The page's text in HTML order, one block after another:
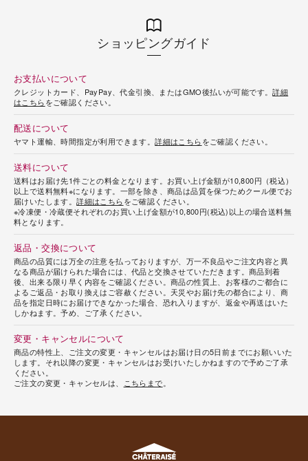
ショッピングガイド
お支払いについて
クレジットカード、PayPay、代金引換、またはGMO後払いが可能です。詳細
はこちらをご確認ください。
配送について
ヤマト運輸、時間指定が利用できます。詳細はこちらをご確認ください。
送料について
送料はお届け先1件ごとの料金となります。お買い上げ金額が10,800円（税込）
以上で送料無料※になります。一部を除き、商品は品質を保つためクール便でお
届けいたします。詳細はこちらをご確認ください。
※冷凍便・冷蔵便それぞれのお買い上げ金額が10,800円(税込)以上の場合送料無
料となります。
返品・交換について
商品の品質には万全の注意を払っておりますが、万一不良品やご注文内容と異
なる商品が届けられた場合には、代品と交換させていただきます。商品到着
後、出来る限り早く内容をご確認ください。商品の性質上、お客様のご都合に
よるご返品・お取り換えはご容赦ください。天災やお届け先の都合により、商
品を指定日時にお届けできなかった場合、恐れ入りますが、返金や再送はいた
しかねます。予め、ご了承ください。
変更・キャンセルについて
商品の特性上、ご注文の変更・キャンセルはお届け日の5日前までにお願いいた
します。それ以降の変更・キャンセルはお受けいたしかねますので予めご了承
ください。
ご注文の変更・キャンセルは、
こちらまで